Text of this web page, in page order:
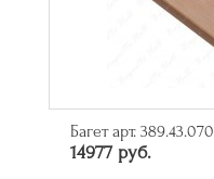
Багет арт. 389.43.070
14977 руб.